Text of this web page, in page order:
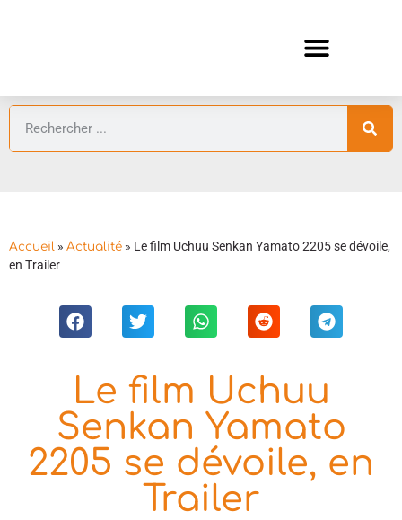
Accueil » Actualité » Le film Uchuu Senkan Yamato 2205 se dévoile,
en Trailer
Le film Uchuu
Senkan Yamato
2205 se dévoile, en
Trailer